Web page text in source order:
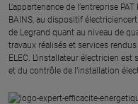
L’appartenance de l’entreprise
BAINS, au dispositif
de Legrand quant au niveau de
travaux réalisés et services rendus
ELEC. L’installateur électricien
et du contrôle de l’installation